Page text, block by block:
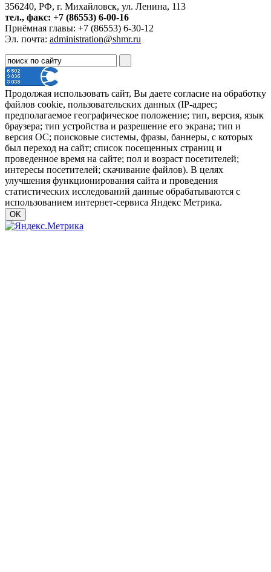
356240, РФ, г. Михайловск, ул. Ленина, 113
тел., факс: +7 (86553) 6-00-16
Приёмная главы: +7 (86553) 6-30-12
Эл. почта: administration@shmr.ru
Продолжая использовать сайт, Вы даете согласие на обработку
файлов cookie, пользовательских данных (IP-адрес;
предполагаемое географическое положение; тип, версия, язык
браузера; тип устройства и разрешение его экрана; тип и
версия ОС; поисковые системы, фразы, баннеры, с которых
был переход на сайт; список посещенных страниц и
проведенное время на сайте; пол и возраст посетителей;
интересы посетителей; скачивание файлов). В целях
улучшения функционирования сайта и проведения
статистических исследований данные обрабатываются с
использованием интернет-сервиса Яндекс Метрика.
OK